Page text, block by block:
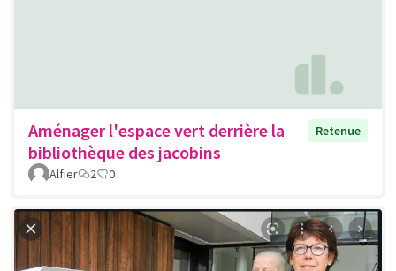
Aménager l'espace vert derrière la
bibliothèque des jacobins
Retenue
Alfier 2 0